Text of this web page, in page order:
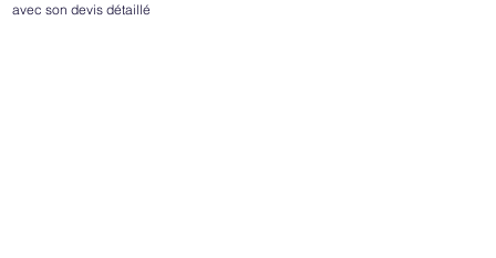
avec son devis détaillé